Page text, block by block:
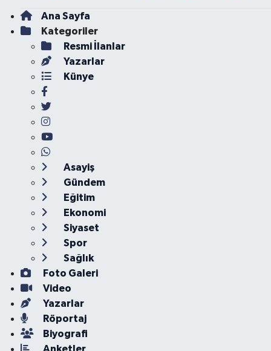
Ana Sayfa
Kategoriler
Resmi İlanlar
Yazarlar
Künye
Asayiş
Gündem
Eğitim
Ekonomi
Siyaset
Spor
Sağlık
Foto Galeri
Video
Yazarlar
Röportaj
Biyografi
Anketler